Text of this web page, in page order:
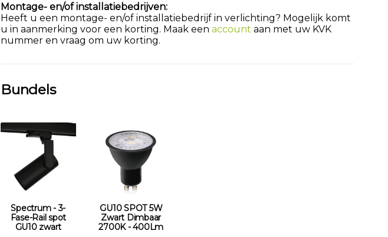
Montage- en/of installatiebedrijven:
Heeft u een montage- en/of installatiebedrijf in verlichting? Mogelijk komt
u in aanmerking voor een korting. Maak een account aan met uw KVK
nummer en vraag om uw korting.
Bundels
Spectrum - 3-
Fase-Rail spot
GU10 zwart
GU10 SPOT 5W
Zwart Dimbaar
2700K - 400Lm